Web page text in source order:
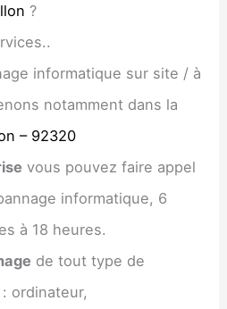
?
informatique sur site / à
notamment dans la
– 92320
vous pouvez faire appel
informatique, 6
à 18 heures.
de tout type de
ordinateur,